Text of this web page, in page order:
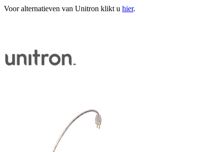
Voor alternatieven van Unitron klikt u hier.